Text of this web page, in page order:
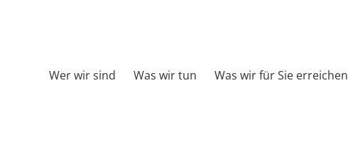
Wer wir sind Was wir tun Was wir für Sie erreichen